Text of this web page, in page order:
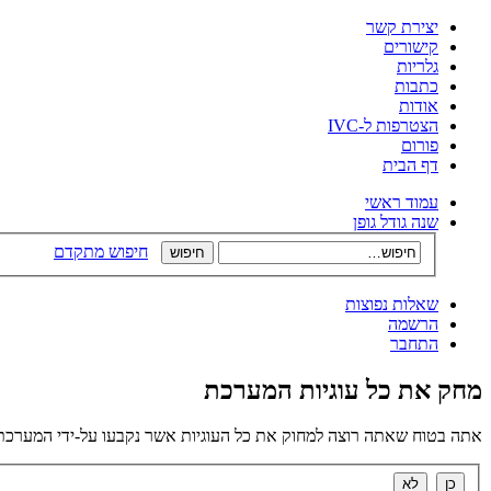
יצירת קשר
קישורים
גלריות
כתבות
אודות
הצטרפות ל-IVC
פורום
דף הבית
עמוד ראשי
שנה גודל גופן
חיפוש מתקדם
שאלות נפוצות
הרשמה
התחבר
מחק את כל עוגיות המערכת
אתה בטוח שאתה רוצה למחוק את כל העוגיות אשר נקבעו על-ידי